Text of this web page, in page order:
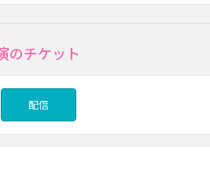
のチケット
配信